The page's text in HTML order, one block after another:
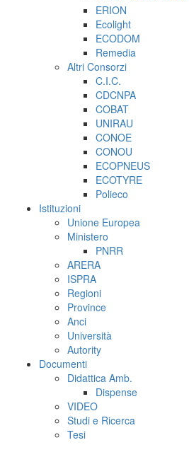
ERION
Ecolight
ECODOM
Remedia
Altri Consorzi
C.I.C.
CDCNPA
COBAT
UNIRAU
CONOE
CONOU
ECOPNEUS
ECOTYRE
Polieco
Istituzioni
Unione Europea
Ministero
PNRR
ARERA
ISPRA
Regioni
Province
Anci
Università
Autority
Documenti
Didattica Amb.
Dispense
VIDEO
Studi e Ricerca
Tesi